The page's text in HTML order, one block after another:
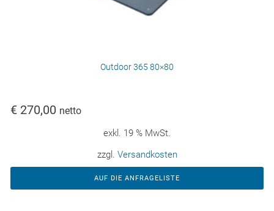
Outdoor 365 80×80
€ 270,00 netto
exkl. 19 % MwSt.
zzgl. Versandkosten
AUF DIE ANFRAGELISTE